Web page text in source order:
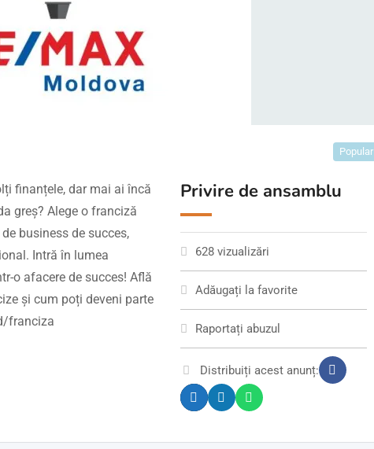
Popular
finanțele, dar mai ai încă
greș? Alege o franciză
business de succes,
Intră în lumea
o afacere de succes! Află
și cum poți deveni parte
franciza
Privire de ansamblu
628 vizualizări
Adăugați la favorite
Raportați abuzul
Distribuiți acest anunț: